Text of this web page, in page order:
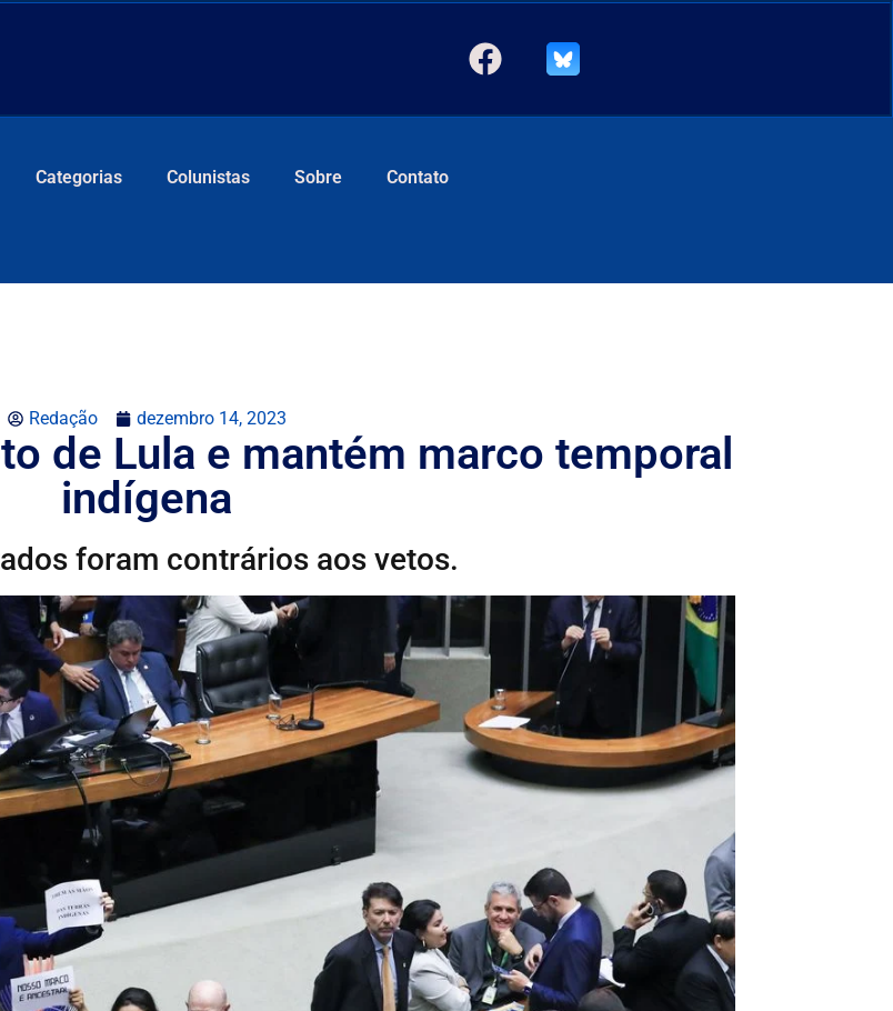
Categorias Colunistas Sobre Contato
Redação dezembro 14, 2023
de Lula e mantém marco temporal
indígena
foram contrários aos vetos.